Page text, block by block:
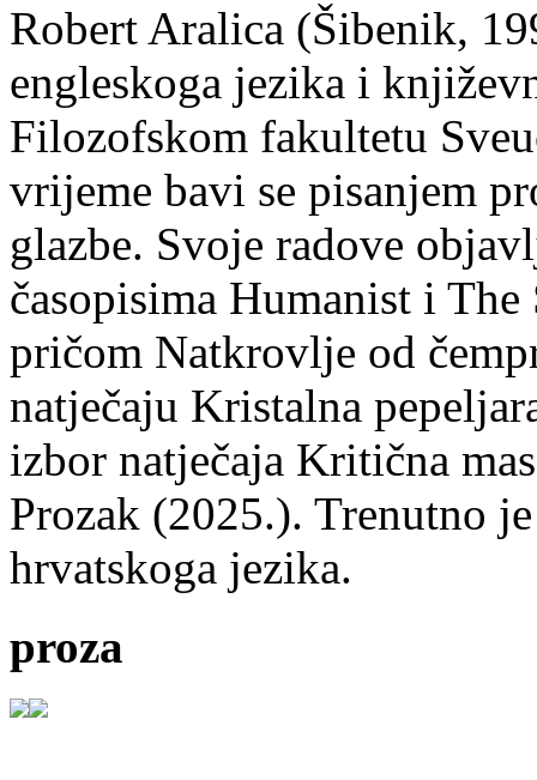
Robert Aralica (Šibenik,
engleskoga jezika i
Filozofskom fakultetu
vrijeme bavi se pisanjem
glazbe. Svoje radove
časopisima Humanist i
pričom Natkrovlje od
natječaju Kristalna
izbor natječaja Kritična
Prozak (2025.). Trenutno
hrvatskoga jezika.
proza